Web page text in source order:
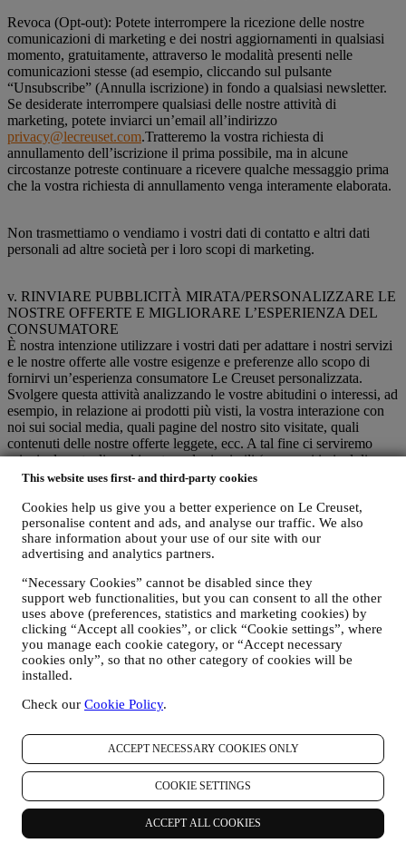
This website uses first- and third-party cookies
Cookies help us give you a better experience on Le Creuset,
personalise content and ads, and analyse our traffic. We also
share information about your use of our site with our
advertising and analytics partners.
“Necessary Cookies” cannot be disabled since they
support web functionalities, but you can consent to all the other
uses above (preferences, statistics and marketing cookies) by
clicking “Accept all cookies”, or click “Cookie settings”, where
you manage each cookie category, or “Accept necessary
cookies only”, so that no other category of cookies will be
installed.
Check our Cookie Policy.
ACCEPT NECESSARY COOKIES ONLY
COOKIE SETTINGS
ACCEPT ALL COOKIES
Revoca (Opt-out): Potete interrompere la ricezione delle nostre
comunicazioni di marketing e dei nostri aggiornamenti in qualsiasi
momento, gratuitamente, attraverso le modalità presenti nelle
comunicazioni stesse (ad esempio, cliccando sul pulsante
“Unsubscribe” (Annulla iscrizione) in fondo a qualsiasi newsletter.
Se desiderate interrompere qualsiasi delle nostre attività di
marketing, potete inviarci un’email all’indirizzo
privacy@lecreuset.com.Tratteremo la vostra richiesta di
annullamento dell’iscrizione il prima possibile, ma in alcune
circostanze potreste continuare a ricevere qualche messaggio prima
che la vostra richiesta di annullamento venga interamente elaborata.
Non trasmettiamo o vendiamo i vostri dati di contatto e altri dati
personali ad altre società per i loro scopi di marketing.
v. RINVIARE PUBBLICITÀ MIRATA/PERSONALIZZARE LE
NOSTRE OFFERTE E MIGLIORARE L’ESPERIENZA DEL
CONSUMATORE
È nostra intenzione utilizzare i vostri dati per adattare i nostri servizi
e le nostre offerte alle vostre esigenze e preferenze allo scopo di
fornirvi un’esperienza consumatore Le Creuset personalizzata.
Svolgere questa attività analizzando le vostre abitudini o interessi, ad
esempio, in relazione ai prodotti più visti, la vostra interazione con
noi sui social media, quali pagine del nostro sito visitate, quali
contenuti delle nostre offerte leggete, ecc. A tal fine ci serviremo
principalmente di cookie e tecnologie simili (compresi i pixel di
tracciamento nelle e-mail), anche in combinazione con i vostri dati e
comunicazioni di marketing personalizzate. Utilizzeremo tali
informazioni per gestire la nostra pubblicità su altri siti, concedere
l’accesso a contenuti specifici, personalizzare i contenuti o le offerte
che visualizzate sul Sito o, se avete acconsentito a ricevere le nostre
pensiamo possano essere rilevanti alle vostre aree di interesse. Non
sono contemplate altre finalità.
L’uso dei cookie è soggetto al vostro consenso. Se non desiderate
che tali informazioni vengano utilizzate per fornirvi annunci,
contenuti o messaggi basati sugli interessi, potete limitare l’utilizzo
delle informazioni riguardo alle vostre azioni online gestendo
cookie sono necessari per l’utilizzo del Sito). Siete pregati di
generale. Continuerete a ricevere annunci, offerte o messaggi
pubblicitari generici. Per ulteriori informazioni su come utilizziamo i
cookie e su come potete rimuoverli, consultate la nostraPolitica sui
vi. RECENSIONE PRODOTTI
Nel caso abbiate acquistato uno dei nostri prodotti, potremmo